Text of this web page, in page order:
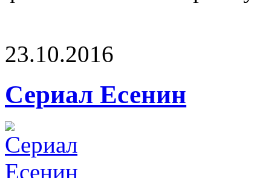
23.10.2016
Сериал Есенин